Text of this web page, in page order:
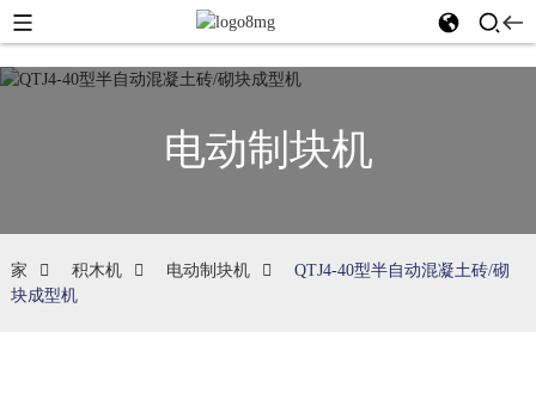
电动制块机
家 积木机 电动制块机
QTJ4-40型半自动混凝土砖/砌
块成型机